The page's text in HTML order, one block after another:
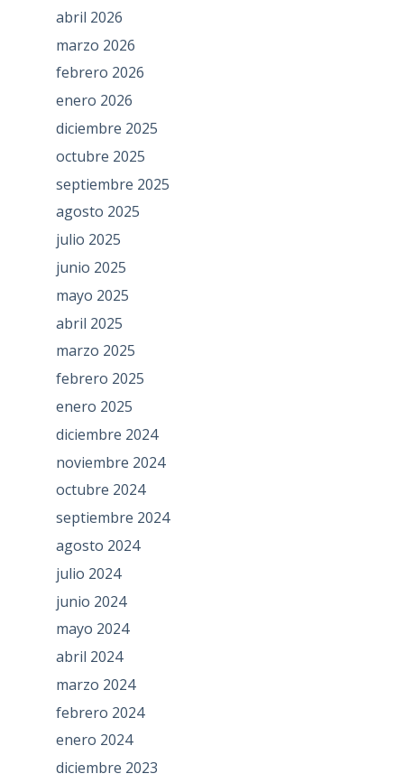
abril 2026
marzo 2026
febrero 2026
enero 2026
diciembre 2025
octubre 2025
septiembre 2025
agosto 2025
julio 2025
junio 2025
mayo 2025
abril 2025
marzo 2025
febrero 2025
enero 2025
diciembre 2024
noviembre 2024
octubre 2024
septiembre 2024
agosto 2024
julio 2024
junio 2024
mayo 2024
abril 2024
marzo 2024
febrero 2024
enero 2024
diciembre 2023